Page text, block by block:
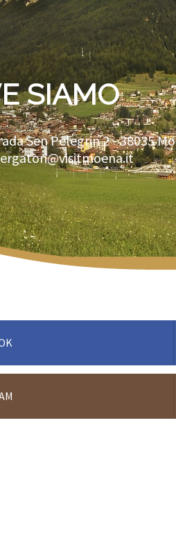
SIAMO
Sen Pelegrin 2 -38035